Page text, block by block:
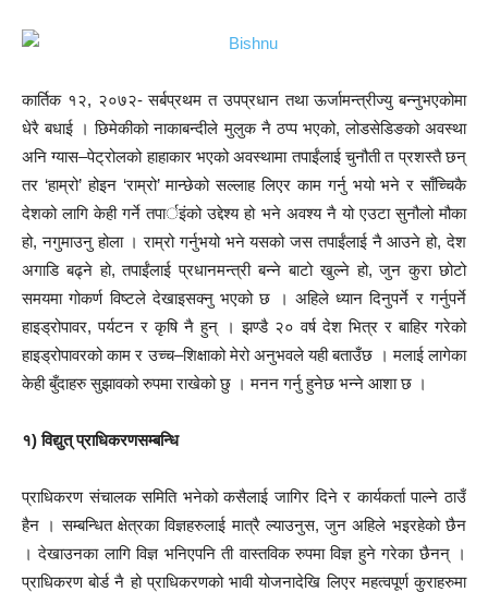
कार्तिक १२, २०७२- सर्बप्रथम त उपप्रधान तथा ऊर्जामन्त्रीज्यु बन्नुभएकोमा
धेरै बधाई । छिमेकीको नाकाबन्दीले मुलुक नै ठप्प भएको, लोडसेडिङको अवस्था
अनि ग्यास–पेट्रोलको हाहाकार भएको अवस्थामा तपाईंलाई चुनौती त प्रशस्तै छन्
तर ‘हाम्रो’ होइन ‘राम्रो’ मान्छेको सल्लाह लिएर काम गर्नु भयो भने र साँच्चिकै
देशको लागि केही गर्ने तपार्इंको उद्देश्य हो भने अवश्य नै यो एउटा सुनौलो मौका
हो, नगुमाउनु होला । राम्रो गर्नुभयो भने यसको जस तपाईंलाई नै आउने हो, देश
अगाडि बढ्ने हो, तपाईंलाई प्रधानमन्त्री बन्ने बाटो खुल्ने हो, जुन कुरा छोटो
समयमा गोकर्ण विष्टले देखाइसक्नु भएको छ । अहिले ध्यान दिनुपर्ने र गर्नुपर्ने
हाइड्रोपावर, पर्यटन र कृषि नै हुन् । झण्डै २० वर्ष देश भित्र र बाहिर गरेको
हाइड्रोपावरको काम र उच्च–शिक्षाको मेरो अनुभवले यही बताउँछ । मलाई लागेका
केही बुँदाहरु सुझावको रुपमा राखेको छु । मनन गर्नु हुनेछ भन्ने आशा छ ।
१) विद्युत् प्राधिकरणसम्बन्धि
प्राधिकरण संचालक समिति भनेको कसैलाई जागिर दिने र कार्यकर्ता पाल्ने ठाउँ
हैन । सम्बन्धित क्षेत्रका विज्ञहरुलाई मात्रै ल्याउनुस, जुन अहिले भइरहेको छैन
। देखाउनका लागि विज्ञ भनिएपनि ती वास्तविक रुपमा विज्ञ हुने गरेका छैनन् ।
प्राधिकरण बोर्ड नै हो प्राधिकरणको भावी योजनादेखि लिएर महत्वपूर्ण कुराहरुमा